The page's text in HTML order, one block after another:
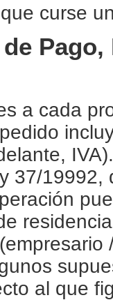
curse
a cada
37/
al que